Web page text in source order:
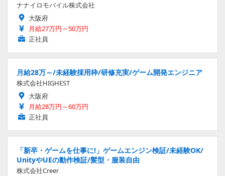
ナナイロモバイル株式会社
大阪府
月給27万円～50万円
正社員
月給28万～/未経験採用枠/研修充実/ゲーム開発エンジニア
株式会社HIGHEST
大阪府
月給28万円～60万円
正社員
「新卒・ゲームを仕事に!」ゲームエンジン検証/未経験OK/
UnityやUEの動作検証/髪型・服装自由
株式会社Creer